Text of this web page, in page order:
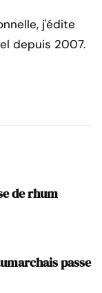
j'édite
depuis 2007.
de rhum
passe